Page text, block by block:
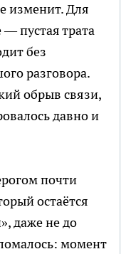
изменит. Для
— пустая трата
без
разговора.
обрыв связи,
давно и
почти
остаётся
даже не до
момент